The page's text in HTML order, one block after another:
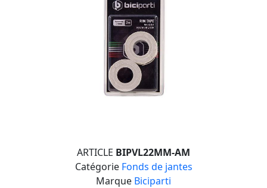
ARTICLE BIPVL22MM-AM
Catégorie Fonds de jantes
Marque Biciparti